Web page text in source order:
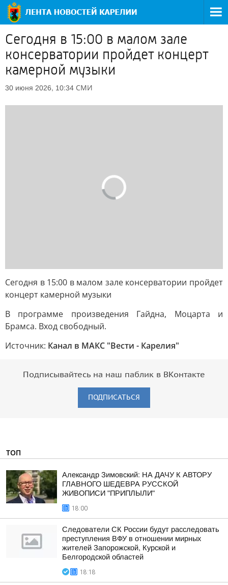
Сегодня в 15:00 в малом зале
консерватории пройдет концерт
камерной музыки
30 июня 2026, 10:34 СМИ
Сегодня в 15:00 в малом зале консерватории пройдет
концерт камерной музыки
В программе произведения Гайдна, Моцарта и
Брамса. Вход свободный.
Источник: Канал в МАКС "Вести - Карелия"
Подписывайтесь на наш паблик в ВКонтакте
ПОДПИСАТЬСЯ
ТОП
Александр Зимовский: НА ДАЧУ К АВТОРУ
ГЛАВНОГО ШЕДЕВРА РУССКОЙ
ЖИВОПИСИ "ПРИПЛЫЛИ"
18:00
Следователи СК России будут расследовать
преступления ВФУ в отношении мирных
жителей Запорожской, Курской и
Белгородской областей
18:18